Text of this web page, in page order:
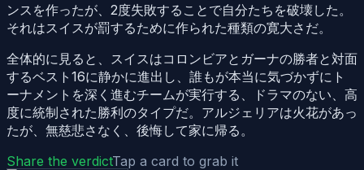
ンスを作ったが、2度失敗することで自分たちを破壊した。
それはスイスが罰するために作られた種類の寛大さだ。
全体的に見ると、スイスはコロンビアとガーナの勝者と対面
するベスト16に静かに進出し、誰もが本当に気づかずにト
ーナメントを深く進むチームが実行する、ドラマのない、高
度に統制された勝利のタイプだ。アルジェリアは火花があっ
たが、無慈悲さなく、後悔して家に帰る。
Share the verdictTap a card to grab it